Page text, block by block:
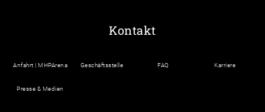
Kontakt
Anfahrt | MHPArena Geschäftsstelle FAQ Karriere
Presse & Medien